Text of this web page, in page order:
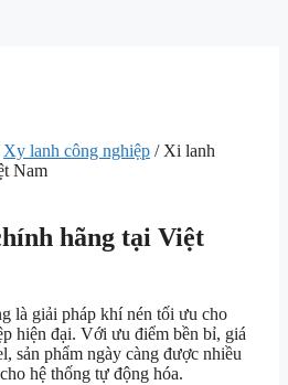
Xy lanh công nghiệp / Xi lanh
Nam
hãng tại Việt
là giải pháp khí nén tối ưu cho
hiện đại. Với ưu điểm bền bỉ, giá
sản phẩm ngày càng được nhiều
hệ thống tự động hóa.